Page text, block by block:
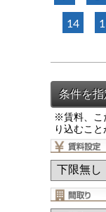
14
※賃料、こ
り込むこと